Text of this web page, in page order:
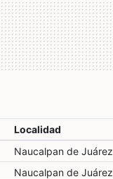
Localidad
Naucalpan de Juárez
Naucalpan de Juárez